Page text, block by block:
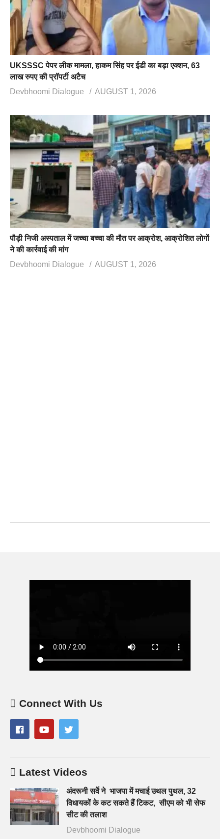
UKSSSC पेपर लीक मामला, हाकम सिंह पर ईडी का बड़ा एक्शन, 63
लाख रुपए की प्रॉपर्टी अटैच
Devbhoomi Dialogue
AUGUST 1, 2026
पौड़ी निजी अस्पताल में जच्चा बच्चा की मौत पर आक्रोश, आक्रोशित लोगों
ने की कार्रवाई की मांग
Devbhoomi Dialogue
AUGUST 1, 2026
Connect With Us
Latest Videos
अंदरूनी सर्वे ने भाजपा में मचाई उथल पुथल, 32
विधायकों के कट सकते हैं टिकट, सीएम को भी सेफ
सीट की तलाश
Devbhoomi Dialogue